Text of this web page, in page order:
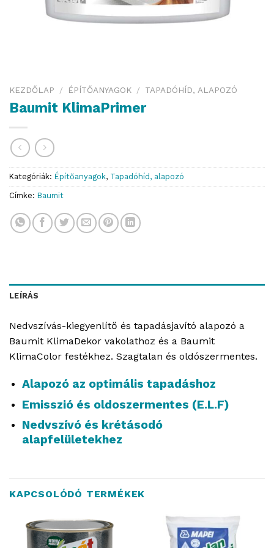
KEZDŐLAP / ÉPÍTŐANYAGOK / TAPADÓHÍD, ALAPOZÓ
Baumit KlimaPrimer
Kategóriák: Építőanyagok, Tapadóhíd, alapozó
Címke: Baumit
LEÍRÁS
Nedvszívás-kiegyenlítő és tapadásjavító alapozó a
Baumit KlimaDekor vakolathoz és a Baumit
KlimaColor festékhez. Szagtalan és oldószermentes.
Alapozó az optimális tapadáshoz
Emisszió és oldoszermentes (E.L.F)
Nedvszívó és krétásodó
alapfelületekhez
KAPCSOLÓDÓ TERMÉKEK